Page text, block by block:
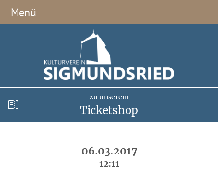
Menü
zu unserem
Ticketshop
06.03.2017
12:11